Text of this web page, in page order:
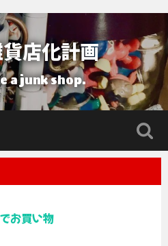
店化計画
a junk shop.
お買い物